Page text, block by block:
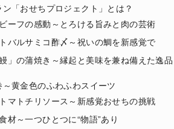
「おせちプロジェクト」とは？
ーフの感動～とろける旨みと肉の芸術
バルサミコ酢〆～祝いの鯛を新感覚で
」の蒲焼き～縁起と美味を兼ね備えた逸品
黄金色のふわふわスイーツ
マトチリソース～新感覚おせちの挑戦
材～一つひとつに“物語”あり